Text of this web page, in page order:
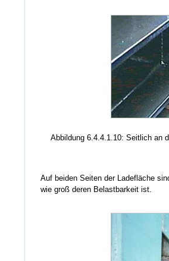
Abbildung 6.4.4.1.10: Seitlich an
Auf beiden Seiten der Ladefläche
wie groß deren Belastbarkeit ist.